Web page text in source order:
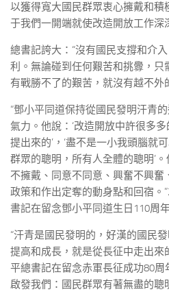
以獲得寬大國民群眾衷心擁戴和積
于我們一開端就使改造開放工作深
總書記誇大：“沒有國民支撐和介
利。無論碰到任何艱苦和挑釁，只
有戰勝不了的艱苦，就沒有越不外
“鄧小平同道保持從國民發明汗青
氣力。他說：‘改造開放中許很多
提出來的’，‘盡不是一小我頭腦就
群眾的聰明，所有人全體的聰明’
不擁戴、同意不同意、興奮不興
政策和作出定奪的動身點和回宿。
書記在留念鄧小平同道生日110周
“汗青是國民發明的，好漢的國民
提高和成長，就是從長征中走出來
平總書記在留念赤軍長征成功80周
啟發我們：國民群眾有著無盡的聰